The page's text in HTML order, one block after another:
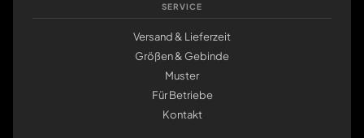
SERVICE
Versand & Lieferzeit
Größen & Gebinde
Muster
Für Betriebe
Kontakt